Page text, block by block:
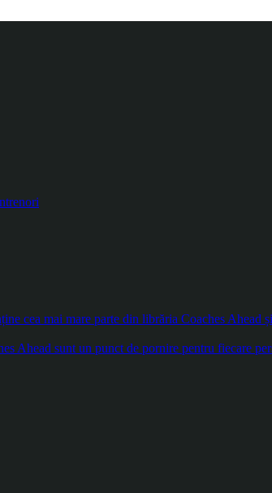
cea mai mare parte din librăria Coaches Ahead
Ahead sunt un punct de pornire pentru fiecare